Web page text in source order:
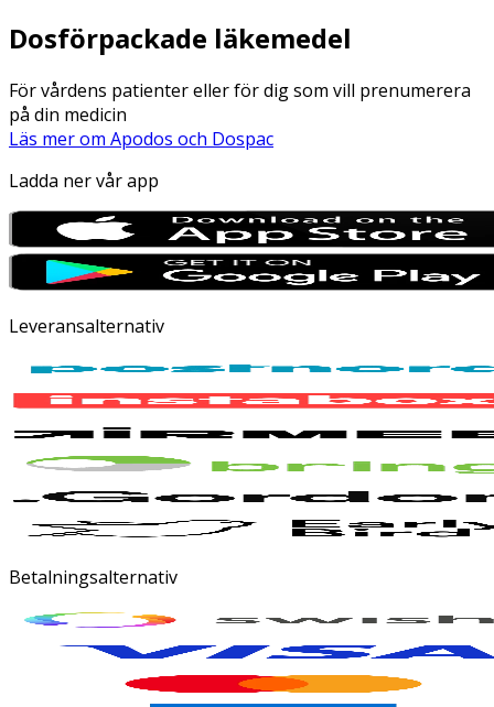
Dosförpackade läkemedel
För vårdens patienter eller för dig som vill prenumerera
på din medicin
Läs mer om Apodos och Dospac
Ladda ner vår app
Leveransalternativ
Betalningsalternativ